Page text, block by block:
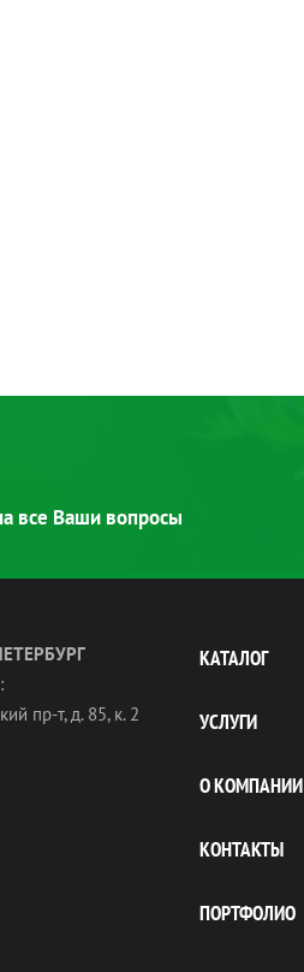
все Ваши вопросы
пр-т, д. 85, к. 2
КАТАЛОГ
УСЛУГИ
О КОМПАНИИ
КОНТАКТЫ
ПОРТФОЛИО